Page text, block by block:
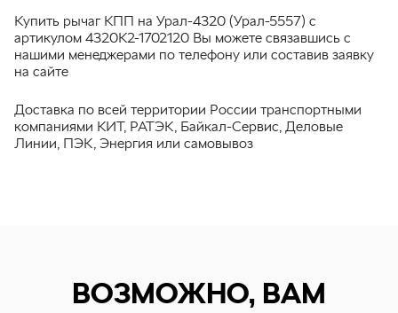
Купить рычаг КПП на Урал-4320 (Урал-5557) с
артикулом 4320К2-1702120 Вы можете связавшись с
нашими менеджерами по телефону или составив заявку
на сайте
Доставка по всей территории России транспортными
компаниями КИТ, РАТЭК, Байкал-Сервис, Деловые
Линии, ПЭК, Энергия или самовывоз
ВОЗМОЖНО, ВАМ